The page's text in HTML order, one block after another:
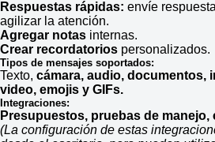
Respuestas rápidas: envíe
agilizar la atención.
Agregar notas internas.
Crear recordatorios personalizados.
Tipos de mensajes soportados:
Texto, cámara, audio, documentos,
video, emojis y GIFs.
Integraciones:
Presupuestos, pruebas de
(La configuración de estas